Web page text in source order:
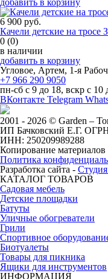
добавить в корзину
6 900 руб.
Качели детские на тросе
0 (0)
в наличии
добавить в корзину
Угловое, Артем, ​1-я
+7 966 290 9050
пн-сб с 9 до 18, вскр с 10
ВКонтакте Telegram
2001 - 2026 © Garden –
ИП Бачковский Е.Г.
ИНН: 250209989288
Копирование материалов
Политика
Разработка сайта -
КАТАЛОГ ТОВАРОВ
Садовая мебель
Детские площадки
Батуты
Уличные обогреватели
Грили
Спортивное
Биотуалеты
Товары для пикника
Ящики для инструментов
ИНФОРМАЦИЯ